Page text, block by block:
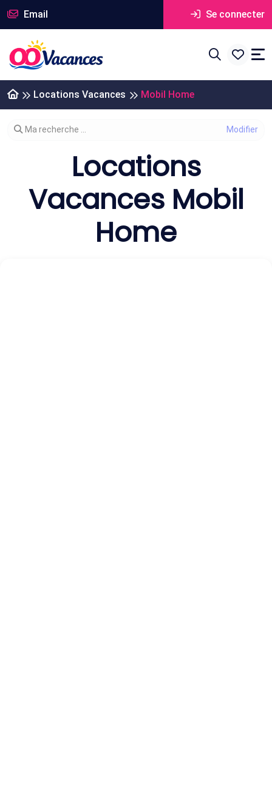
Email Se connecter
Locations Vacances Mobil Home
Modifier votre recherche
Ma recherche ...
Locations
Vacances Mobil
Home